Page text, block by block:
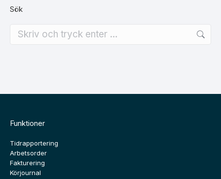
Sök
Funktioner
Tidrapportering
Arbetsorder
Fakturering
Körjournal